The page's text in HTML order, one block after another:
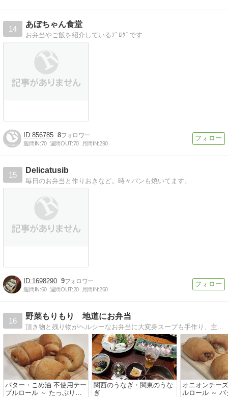
14
あぼちゃん食堂
お弁当やご飯を紹介しているﾌﾞﾛｸﾞです
856785 8
週間IN:70 週間OUT:70 月間IN:290
15
Delicatusib
毎日のお弁当と作りおきなど。時々パンも焼いてます。
1698290 9
週間IN:60 週間OUT:20 月間IN:260
16
野菜もりもり 地道にお弁当
バター・こめ油 不使用テー
ブルロール ～ たっぷり夏
関西のうなぎ・関東のうな
ぎ
オニオンチー
ルロール ～ バ